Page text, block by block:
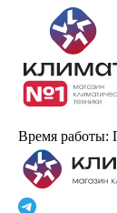
Время работы: